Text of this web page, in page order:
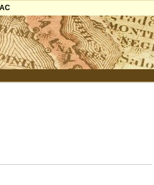
готель